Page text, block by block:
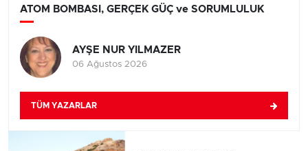
ATOM BOMBASI, GERÇEK GÜÇ ve SORUMLULUK
AYŞE NUR YILMAZER
06 Ağustos 2026
TÜM YAZARLAR